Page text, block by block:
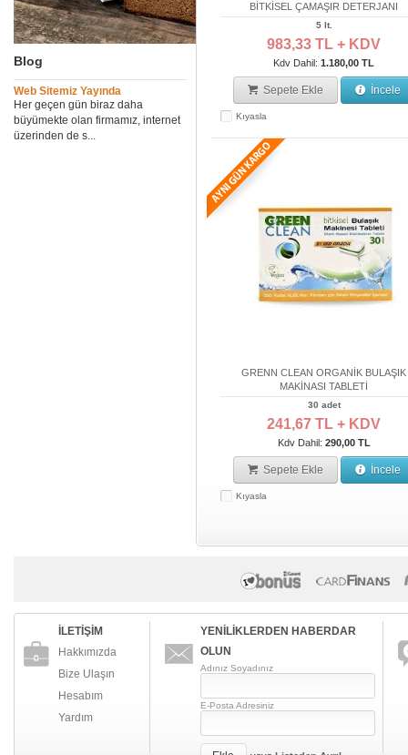
Blog
Web Sitemiz Yayında
Her geçen gün biraz daha
büyümekte olan firmamız, internet
üzerinden de s...
BİTKİSEL ÇAMAŞIR DETERJANI
5 lt.
983,33 TL + KDV
Kdv Dahil:1.180,00 TL
Sepete Ekle İncele
Kıyasla
GRENN CLEAN ORGANİK BULAŞIK
MAKİNASI TABLETİ
30 adet
241,67 TL + KDV
Kdv Dahil: 290,00 TL
Sepete Ekle İncele
Kıyasla
İLETİŞİM
Hakkımızda
Bize Ulaşın
Hesabım
Yardım
YENİLİKLERDEN HABERDAR
OLUN
Adınız Soyadınız
E-Posta Adresiniz